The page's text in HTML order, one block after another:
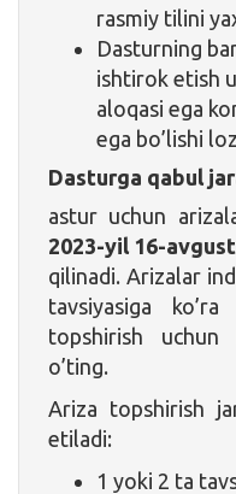
rasmiy tilini
Dasturning
ishtirok etish
aloqasi ega
ega bo’lishi
Dasturga qabul
astur uchun
2023-yil 16-
qilinadi. Arizalar
tavsiyasiga
topshirish uchun
o’ting.
Ariza topshirish
etiladi:
1 yoki 2 ta